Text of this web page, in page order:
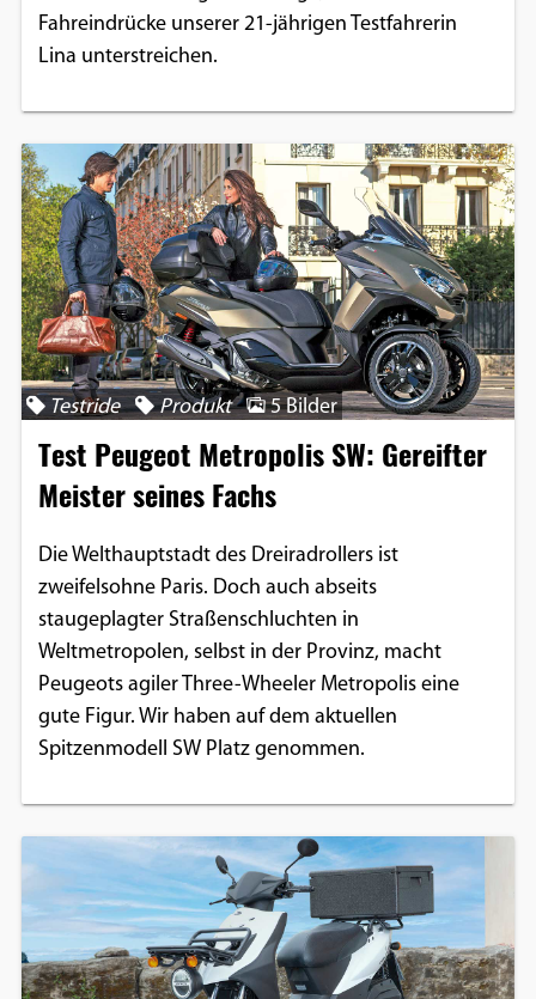
Fahreindrücke unserer 21-jährigen Testfahrerin
Lina unterstreichen.
Testride Produkt 5 Bilder
Test Peugeot Metropolis SW: Gereifter
Meister seines Fachs
Die Welthauptstadt des Dreiradrollers ist
zweifelsohne Paris. Doch auch abseits
staugeplagter Straßenschluchten in
Weltmetropolen, selbst in der Provinz, macht
Peugeots agiler Three-Wheeler Metropolis eine
gute Figur. Wir haben auf dem aktuellen
Spitzenmodell SW Platz genommen.